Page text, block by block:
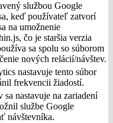
službou Google
keď používateľ zatvorí
na umožnenie
čo je staršia verzia
sa spolu so súborom
nových relácií/návštev.
nastavuje tento súbor
frekvencii žiadostí.
nastavuje na zariadení
službe Google
návštevníka.